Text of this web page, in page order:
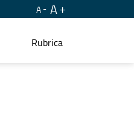
A A
Rubrica